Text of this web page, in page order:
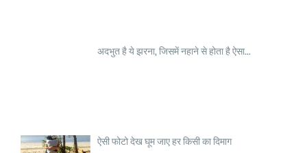
अदभुत है ये झरना, जिसमें नहाने से होता है ऐसा...
ऐसी फोटो देख घूम जाए हर किसी का दिमाग